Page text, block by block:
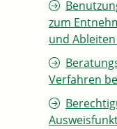
zum
und
Verfahren